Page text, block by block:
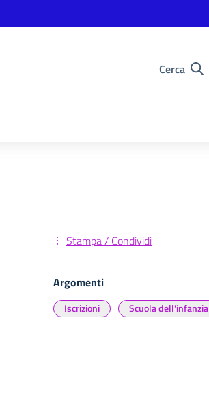
Cerca
Stampa / Condividi
Argomenti
Iscrizioni Scuola dell'infanzia